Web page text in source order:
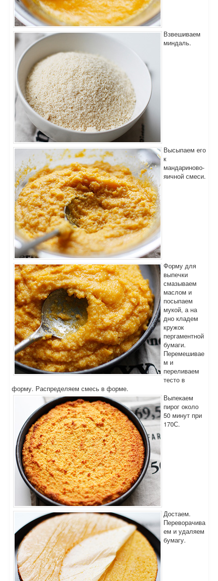
Взвешиваем
миндаль.
Высыпаем его
к
мандариново-
яичной смеси.
Форму для
выпечки
смазываем
маслом и
посыпаем
мукой, а на
дно кладем
кружок
пергаментной
бумаги.
Перемешивае
м и
переливаем
тесто в
форму. Распределяем смесь в форме.
Выпекаем
пирог около
50 минут при
170С.
Достаем.
Переворачива
ем и удаляем
бумагу.